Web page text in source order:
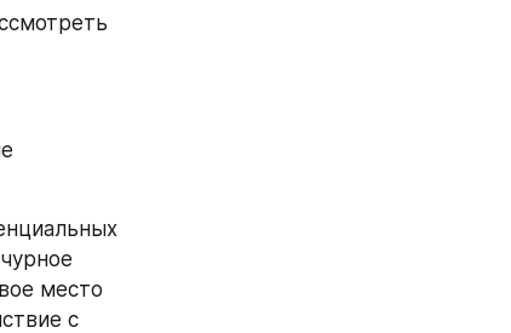
место
с